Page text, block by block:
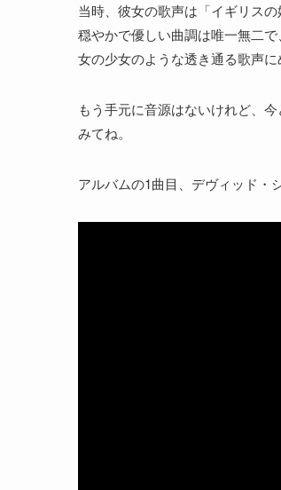
当時、彼女の歌声は「イギリス
穏やかで優しい曲調は唯一無二
女の少女のような透き通る歌声
もう手元に音源はないけれど、
みてね。
アルバムの1曲目、デヴィッド・